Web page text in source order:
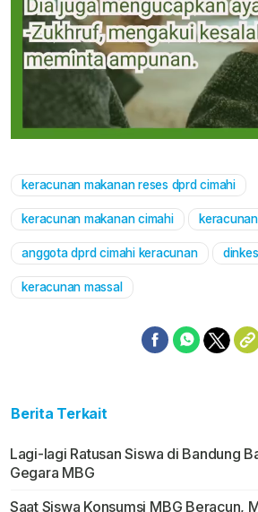
keracunan makanan reses dprd cimahi
keracunan makanan cimahi
anggota dprd cimahi keracunan
keracunan massal
Berita Terkait
Lagi-lagi Ratusan Siswa di Bandung
Gegara MBG
Saat Siswa Konsumsi MBG Beracun,